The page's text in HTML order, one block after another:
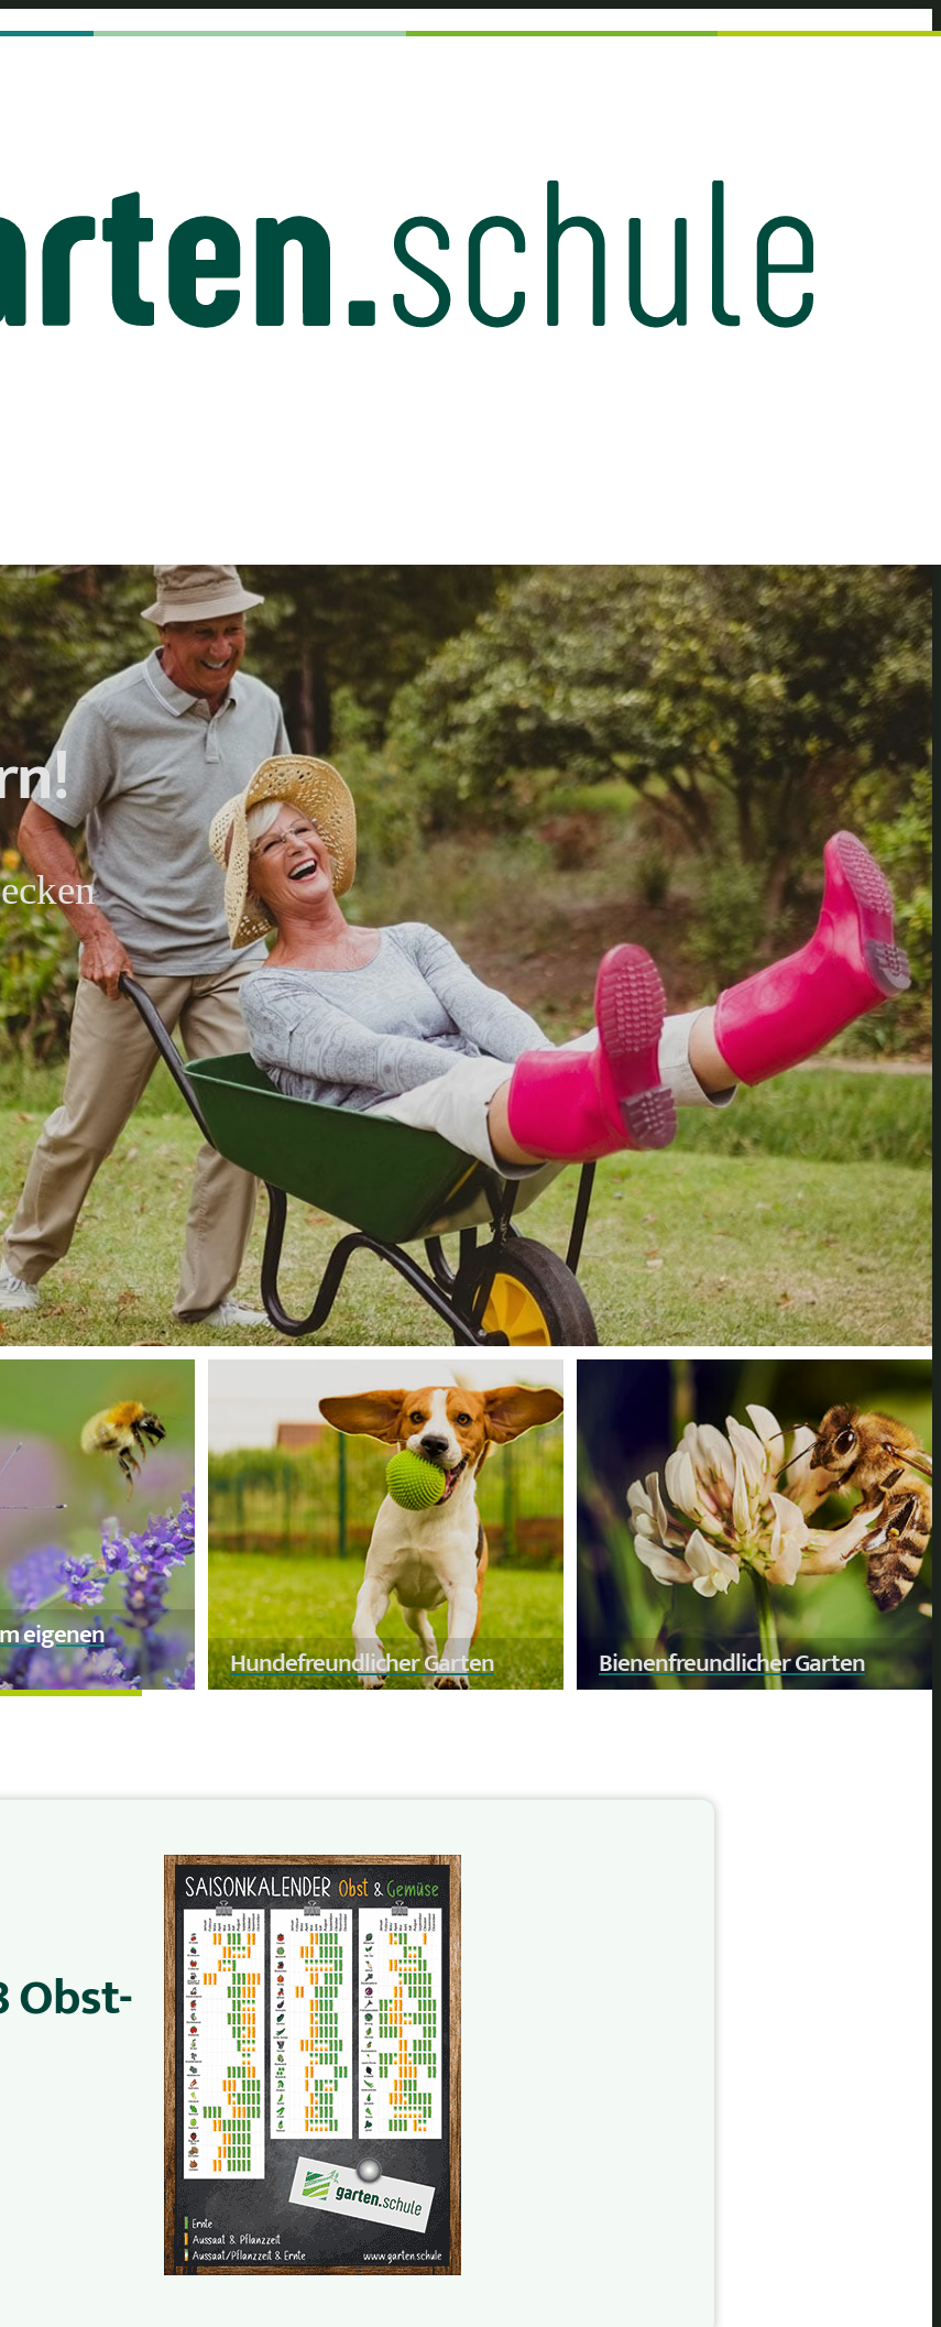
eigenen
Hundefreundlicher Garten Bienenfreundlicher Garten
Obst-